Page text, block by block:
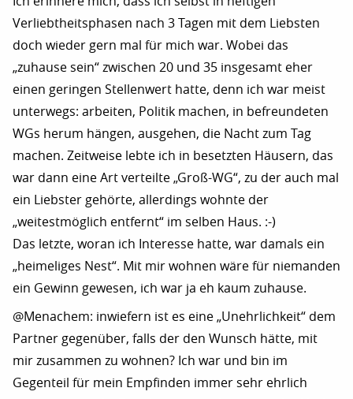
Verliebtheitsphasen nach 3 Tagen mit dem Liebsten
doch wieder gern mal für mich war. Wobei das
„zuhause sein“ zwischen 20 und 35 insgesamt eher
einen geringen Stellenwert hatte, denn ich war meist
unterwegs: arbeiten, Politik machen, in befreundeten
WGs herum hängen, ausgehen, die Nacht zum Tag
machen. Zeitweise lebte ich in besetzten Häusern, das
war dann eine Art verteilte „Groß-WG“, zu der auch mal
ein Liebster gehörte, allerdings wohnte der
„weitestmöglich entfernt“ im selben Haus. :-)
Das letzte, woran ich Interesse hatte, war damals ein
„heimeliges Nest“. Mit mir wohnen wäre für niemanden
ein Gewinn gewesen, ich war ja eh kaum zuhause.
@Menachem: inwiefern ist es eine „Unehrlichkeit“ dem
Partner gegenüber, falls der den Wunsch hätte, mit
mir zusammen zu wohnen? Ich war und bin im
Gegenteil für mein Empfinden immer sehr ehrlich